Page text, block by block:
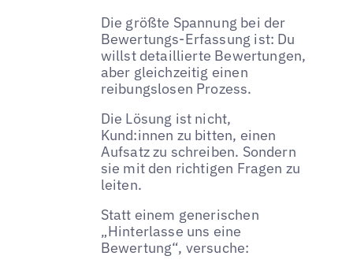
Die größte Spannung bei der
Bewertungs-Erfassung ist: Du
willst detaillierte Bewertungen,
aber gleichzeitig einen
reibungslosen Prozess.
Die Lösung ist nicht,
Kund:innen zu bitten, einen
Aufsatz zu schreiben. Sondern
sie mit den richtigen Fragen zu
leiten.
Statt einem generischen
„Hinterlasse uns eine
Bewertung“, versuche: